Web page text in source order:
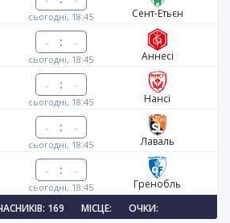
сьогодні, 18:45 Сент-Етьєн
:
сьогодні, 18:45 Аннесі
:
сьогодні, 18:45 Нансі
:
сьогодні, 18:45 Лаваль
:
сьогодні, 18:45
Гренобль
169
МІСЦЕ: ОЧКИ: